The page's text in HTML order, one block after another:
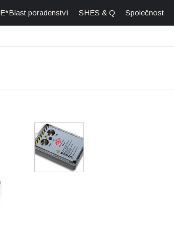
E*Blast poradenství SHES & Q Společnost